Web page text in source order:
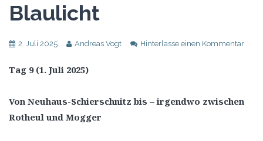
Blaulicht
2. Juli 2025 Andreas Vogt Hinterlasse einen Kommentar
Tag 9 (1. Juli 2025)
Von Neuhaus-Schierschnitz bis – irgendwo zwischen
Rotheul und Mogger